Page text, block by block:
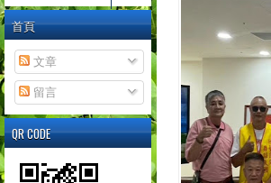
首頁
文章
留言
QR CODE